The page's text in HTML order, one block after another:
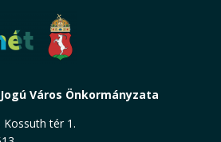
Város Önkormányzata
Kossuth tér 1.